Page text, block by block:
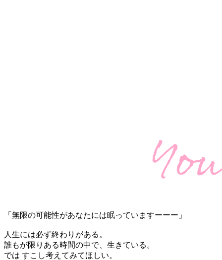
「無限の可能性があなたには眠っていますーーー」
人生には必ず終わりがある。
誰もが限りある時間の中で、生きている。
では すこし考えてみてほしい。